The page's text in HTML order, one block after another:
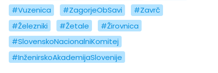
#Vuzenica
#ZagorjeObSavi
#Zavrč
#Železniki
#Žetale
#Žirovnica
#SlovenskoNacionalniKomitej
#InženirskoAkademijaSlovenije